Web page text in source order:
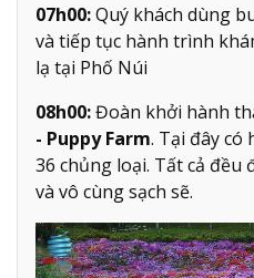
07h00:Quý khách dùng
và tiếp tục hành trình
lạ tại Phố Núi
08h00:Đoàn khởi hành
- Puppy Farm. Tại đây có
36 chủng loại. Tất cả đều
và vô cùng sạch sẽ.